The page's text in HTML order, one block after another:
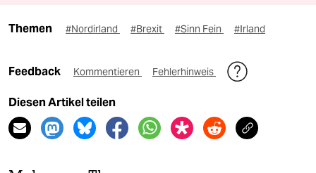
Themen #Nordirland #Brexit #Sinn Fein #Irland
Feedback Kommentieren Fehlerhinweis
Diesen Artikel teilen